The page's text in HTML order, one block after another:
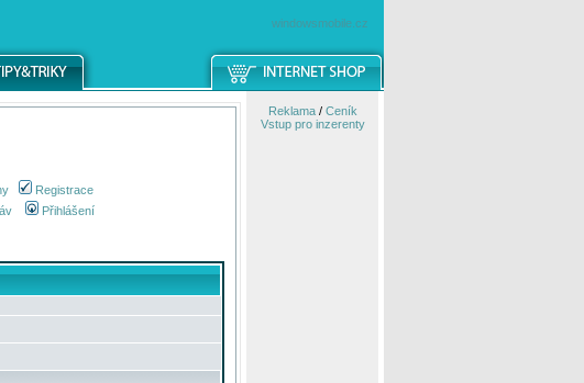
windowsmobile.cz
Registrace
Přihlášení
Reklama/ Ceník
Vstup pro inzerenty